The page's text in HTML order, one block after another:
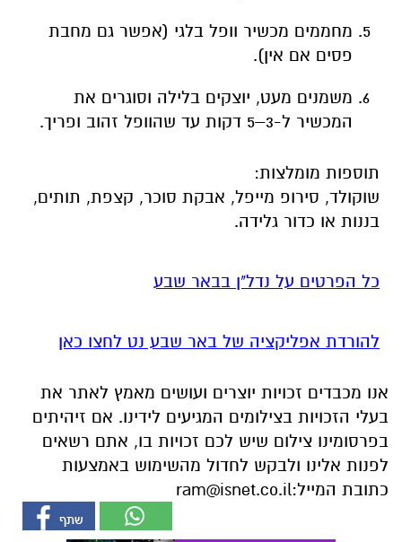
מחממים מכשיר וופל בלגי (אפשר גם מחבת
פסים אם אין).
משמנים מעט, יוצקים בלילה וסוגרים את
המכשיר ל-3–5 דקות עד שהוופל זהוב ופריך.
תוספות מומלצות:
שוקולד, סירופ מייפל, אבקת סוכר, קצפת, תותים,
בננות או כדור גלידה.
כל הפרטים על נדל"ן בבאר שבע
להורדת אפליקציה של באר שבע נט לחצו כאן
אנו מכבדים זכויות יוצרים ועושים מאמץ לאתר את
בעלי הזכויות בצילומים המגיעים לידינו. אם זיהיתים
בפרסומינו צילום שיש לכם זכויות בו, אתם רשאים
לפנות אלינו ולבקש לחדול מהשימוש באמצעות
כתובת המייל:ram@isnet.co.il